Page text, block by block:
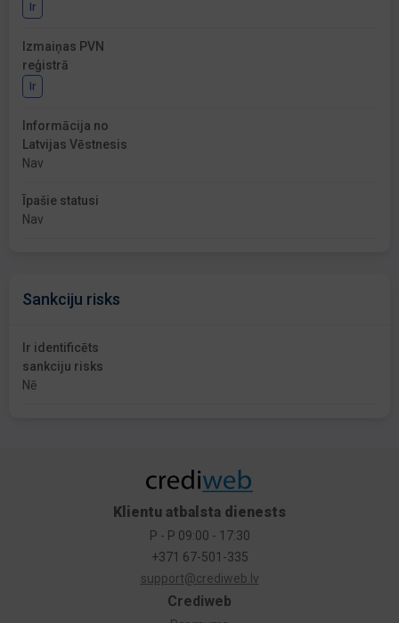
Ir
Izmaiņas PVN
reģistrā
Ir
Informācija no
Latvijas Vēstnesis
Nav
Īpašie statusi
Nav
Sankciju risks
Ir identificēts
sankciju risks
Nē
Crediweb
Klientu atbalsta dienests
P - P 09:00 - 17:30
+371 67-501-335
support@crediweb.lv